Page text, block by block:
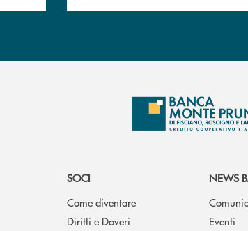
SOCI
Come diventare
Diritti e Doveri
NEWS
Eventi